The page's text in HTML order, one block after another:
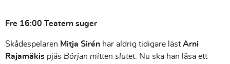
Fre 16:00 Teatern suger
Skådespelaren Mitja Sirén har aldrig tidigare lästArni
Rajamäkis pjäs Början mitten slutet. Nu ska han läsa ett